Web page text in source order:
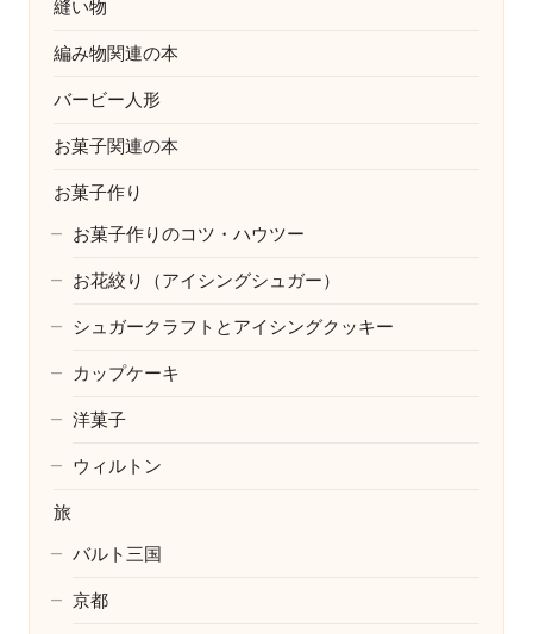
縫い物
編み物関連の本
バービー人形
お菓子関連の本
お菓子作り
お菓子作りのコツ・ハウツー
お花絞り（アイシングシュガー）
シュガークラフトとアイシングクッキー
カップケーキ
洋菓子
ウィルトン
旅
バルト三国
京都